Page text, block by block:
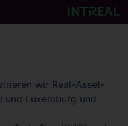
wir Real-Asset-
und Luxemburg und